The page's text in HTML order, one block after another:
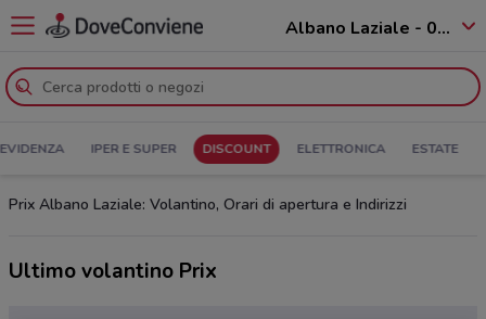
Albano Laziale - 00041
IPER E SUPER DISCOUNT ELETTRONICA ESTATE
Prix Albano Laziale: Volantino, Orari di apertura e Indirizzi
Ultimo volantino Prix